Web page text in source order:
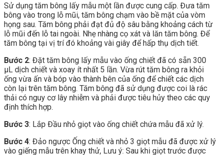
Sử dụng tăm bông lấy mẫu một lần được cung cấp. Đưa tăm
bông vào trong lỗ mũi, tăm bông chạm vào bề mặt của vòm
họng sau. Tăm bông phải đạt đủ độ sâu bằng khoảng cách từ
lỗ mũi đến lỗ tai ngoài. Nhẹ nhàng cọ xát và lăn tăm bông. Để
tăm bông tại vị trí đó khoảng vài giây để hấp thụ dịch tiết.
Bước 2: Đặt tăm bông lấy mẫu vào ống chiết đã có sẵn 300
μL dịch chiết và xoay ít nhất 5 lần. Vừa rút tăm bông ra khỏi
ống vừa ấn và bóp vào thành bên của ống để chiết các dịch
còn lại trên tăm bông. Tăm bông đã sử dụng được coi là rác
thải có nguy cơ lây nhiễm và phải được tiêu hủy theo các quy
định thích hợp.
Bước 3: Lắp Đầu nhỏ giọt vào ống chiết chứa mẫu đã xử lý.
Bước 4: Đảo ngược Ống chiết và nhỏ 3 giọt mẫu đã được xử lý
vào giếng mẫu trên khay thử, Lưu ý: Sau khi giọt trước được